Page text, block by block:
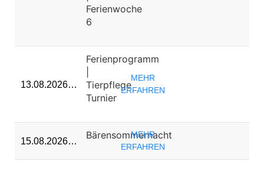
Ferienwoche
6
13.08.2026…
Ferienprogramm
Tierpflege
Turnier
MEHR
ERFAHREN
15.08.2026… Bärensommernacht
MEHR
ERFAHREN